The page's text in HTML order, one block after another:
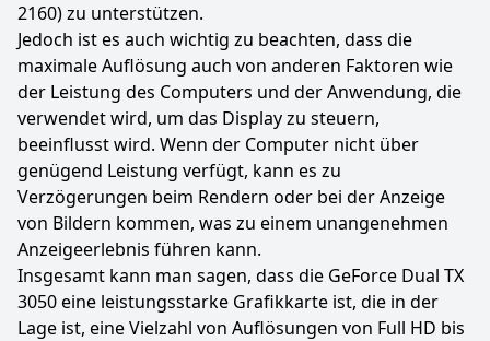
2160) zu unterstützen.
Jedoch ist es auch wichtig zu beachten, dass die
maximale Auflösung auch von anderen Faktoren wie
der Leistung des Computers und der Anwendung, die
verwendet wird, um das Display zu steuern,
beeinflusst wird. Wenn der Computer nicht über
genügend Leistung verfügt, kann es zu
Verzögerungen beim Rendern oder bei der Anzeige
von Bildern kommen, was zu einem unangenehmen
Anzeigeerlebnis führen kann.
Insgesamt kann man sagen, dass die GeForce Dual TX
3050 eine leistungsstarke Grafikkarte ist, die in der
Lage ist, eine Vielzahl von Auflösungen von Full HD bis